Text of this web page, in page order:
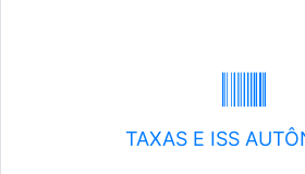
TAXAS E ISS